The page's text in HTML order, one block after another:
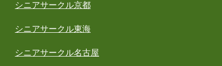
シニアサークル京都
シニアサークル東海
シニアサークル名古屋